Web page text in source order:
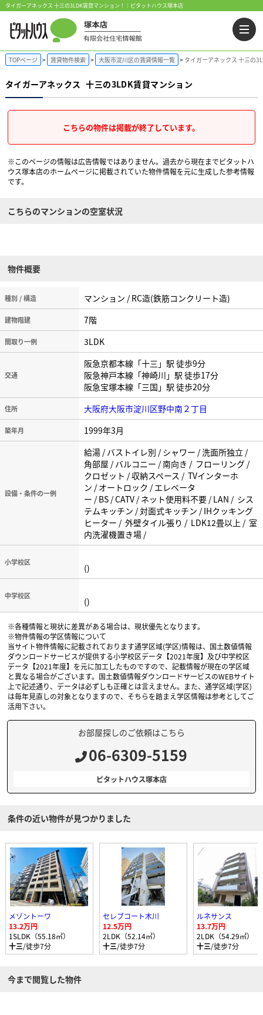
タイガーアネックス 十三の3LDK賃貸マンション！｜ピタットハウス塚本店
TOPページ 賃貸物件検索 大阪市淀川区の賃貸情報一覧 タイガーアネックス 十三の
タイガーアネックス 十三の3LDK賃貸マンション
こちらの物件は掲載が終了しています。
※このページの情報は広告情報ではありません。過去から現在までピタットハ
ウス塚本店のホームぺージに掲載されていた物件情報を元に生成した参考情報
です。
こちらのマンションの空室状況
物件概要
種別 / 構造 マンション / RC造(鉄筋コンクリート造)
建物階建 7階
間取り一例 3LDK
交通
阪急京都本線「十三」駅 徒歩9分
阪急神戸本線「神崎川」駅 徒歩17分
阪急宝塚本線「三国」駅 徒歩20分
住所 大阪府大阪市淀川区野中南２丁目
築年月 1999年3月
設備・条件の一例
給湯 / バストイレ別 / シャワー / 洗面所独立 /
角部屋 / バルコニー / 南向き / フローリング /
クロゼット / 収納スペース / TVインターホ
ン / オートロック / エレベータ
ー / BS / CATV / ネット使用料不要 / LAN / シス
テムキッチン / 対面式キッチン / IHクッキング
ヒーター / 外壁タイル張り / LDK12畳以上 / 室
内洗濯機置き場 /
小学校区 ()
中学校区 ()
※各種情報と現状に差異がある場合は、現状優先となります。
※物件情報の学区情報について
当サイト物件情報に記載されております通学区域(学区)情報は、国土数値情報
ダウンロードサービスが提供する小学校区データ【2021年度】及び中学校区
データ【2021年度】を元に加工したものですので、記載情報が現在の学区域
と異なる場合がございます。国土数値情報ダウンロードサービスのWEBサイト
上で記述通り、データは必ずしも正確とは言えません。また、通学区域(学区)
は毎年見直しの対象となりますので、そちらを踏まえ学区情報は参考としてご
活用下さい。
お部屋探しのご依頼はこちら
06-6309-5159
ピタットハウス塚本店
条件の近い物件が見つかりました
メゾントーワ
13.2万円
1SLDK（55.18㎡）
十三/徒歩7分
セレブコート木川
12.5万円
2LDK（52.14㎡）
十三/徒歩7分
ルネサンス
13.7万円
2LDK（54.29㎡）
十三/徒歩7分
今まで閲覧した物件